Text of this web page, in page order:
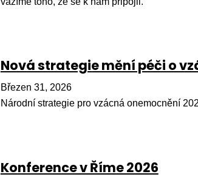
Nová strategie mění péči o
Březen 31, 2026
Národní strategie pro vzácná onemocnění
Konference v Říme 2026